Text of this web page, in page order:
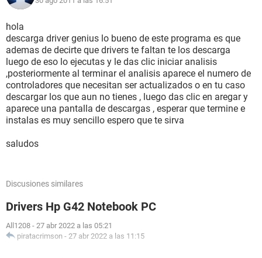
http://www.ecs.com.tw/ECSWebSite/Products/ProductList.a
Descarga de la BIOS
http://www.ecs.com.tw/ECSWebSite/Downloads/Category_
Download.aspx?MenuID=6&LanID=8
su aportacion sera de gran ayuda.
hola
descarga driver genius lo bueno de este programa es que
ademas de decirte que drivers te faltan te los descarga
luego de eso lo ejecutas y le das clic iniciar analisis
,posteriormente al terminar el analisis aparece el numero de
controladores que necesitan ser actualizados o en tu caso
descargar los que aun no tienes , luego das clic en aregar y
aparece una pantalla de descargas , esperar que termine e
instalas es muy sencillo espero que te sirva
saludos
Discusiones similares
Drivers Hp G42 Notebook PC
All1208 - 27 abr 2022 a las 05:21
piratacrimson - 27 abr 2022 a las 11:15